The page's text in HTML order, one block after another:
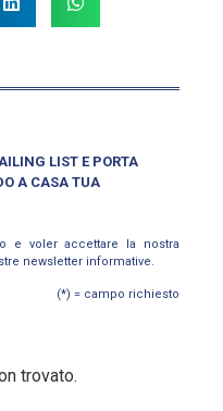
LIST E PORTA
A CASA TUA
e voler accettare la nostra
newsletter informative.
(*) = campo richiesto
trovato.